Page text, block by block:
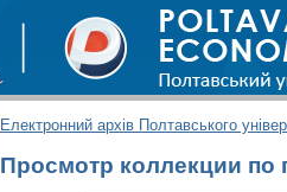
Електронний архів Полтавського
Просмотр коллекции по